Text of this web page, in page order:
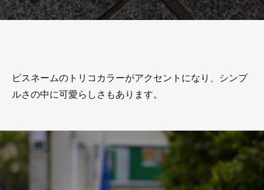
ピスネームのトリコカラーがアクセントになり、シンプ
ルさの中に可愛らしさもあります。